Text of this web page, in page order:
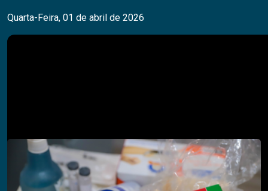
Quarta-Feira, 01 de abril de 2026